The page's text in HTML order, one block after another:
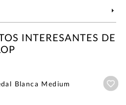
INTERESANTES DE
Blanca Medium